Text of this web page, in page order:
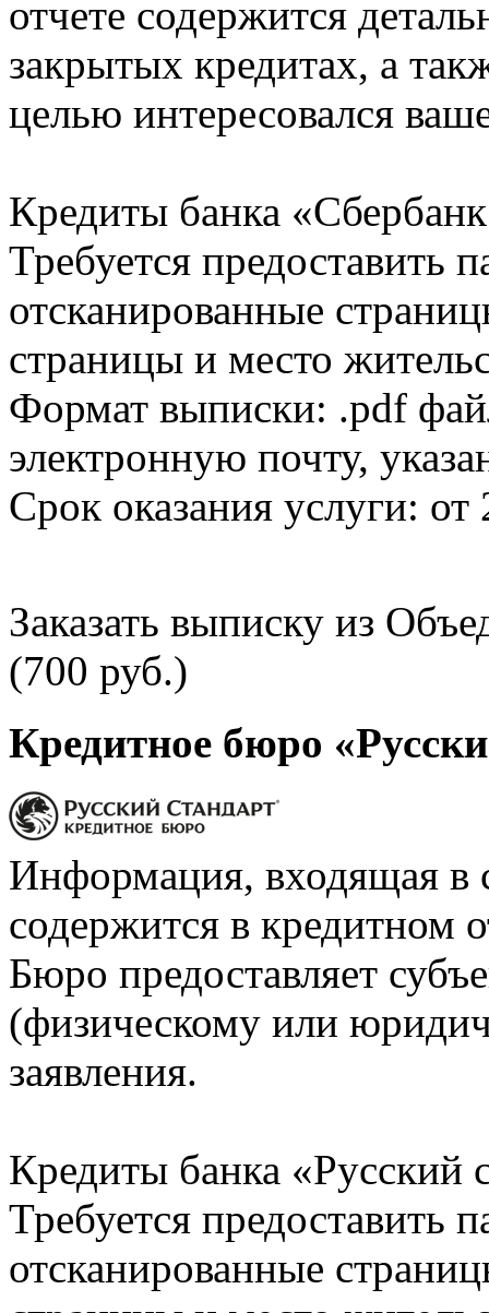
отчете содержится
закрытых кредитах, а
целью интересовался
Кредиты банка
Требуется предоставить
отсканированные
страницы и место
Формат выписки: .pdf
электронную почту,
Срок оказания услуги: от
Заказать выписку из
(700 руб.)
Кредитное бюро
Информация, входящая в
содержится в кредитном
Бюро предоставляет
(физическому или
заявления.
Кредиты банка «Русский
Требуется предоставить
отсканированные